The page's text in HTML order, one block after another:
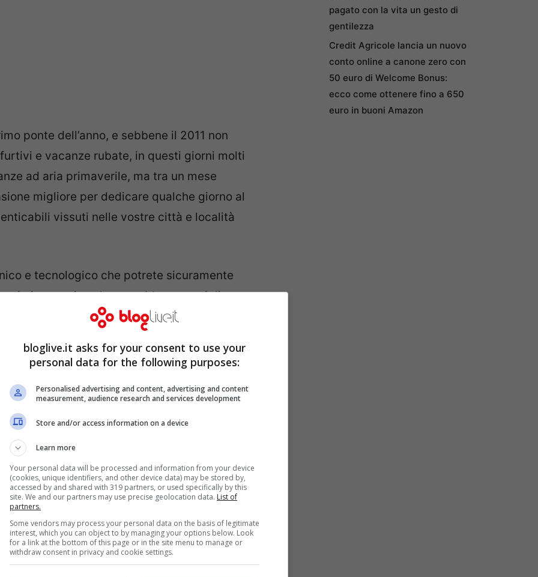
ponte dell’anno, e sebbene il 2011 non
e vacanze rubate, in questi giorni molti
ad aria primaverile, ma tra un mese
migliore per dedicare qualche giorno al
vissuti nelle vostre città e località
e tecnologico che potrete sicuramente
tecnica che potrebbe esservi di
2.4, un sensore di qualità elevata per
nitide e limpide. Quest’oggetto con
con un’ampia esperienza alle spalle e
digitali tecnicamente elevate. Questo non
di volersi dedicare allo studio e alla
con un oggetto di qualità.
pagato con la vita un gesto di
gentilezza
Credit Agricole lancia un nuovo
conto online a canone zero con
50 euro di Welcome Bonus:
ecco come ottenere fino a 650
euro in buoni Amazon
bloglive.it asks for your consent to use your
personal data for the following purposes:
Personalised advertising and content, advertising and content
measurement, audience research and services development
Store and/or access information on a device
Learn more
Your personal data will be processed and information from your device
(cookies, unique identifiers, and other device data) may be stored by,
accessed by and shared with 319 partners, or used specifically by this
site. We and our partners may use precise geolocation data. List of
partners.
Some vendors may process your personal data on the basis of legitimate
interest, which you can object to by managing your options below. Look
for a link at the bottom of this page or in the site menu to manage or
withdraw consent in privacy and cookie settings.